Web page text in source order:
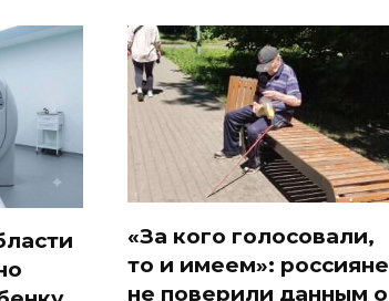
«За кого голосовали,
то и имеем»: россияне
не поверили данным о